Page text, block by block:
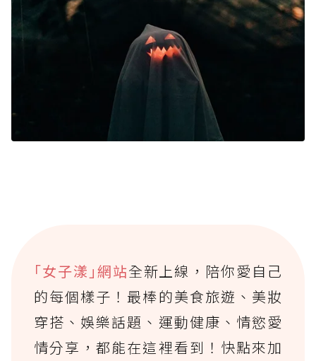
｢女子漾｣網站全新上線，陪你愛自己
的每個樣子！最棒的美食旅遊、美妝
穿搭、娛樂話題、運動健康、情慾愛
情分享，都能在這裡看到！快點來加